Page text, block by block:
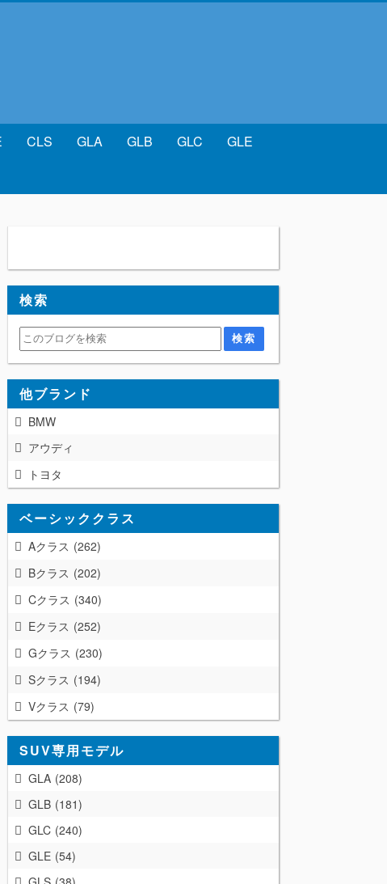
CLS GLA GLB GLC
GLE
検索
他ブランド
BMW
アウディ
トヨタ
ベーシッククラス
Aクラス 262
Bクラス 202
Cクラス 340
Eクラス 252
Gクラス 230
Sクラス
194
Vクラス 79
SUV専用モデル
GLA 208
GLB 181
GLC 240
GLE 54